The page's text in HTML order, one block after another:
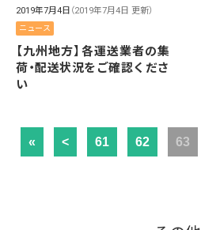
2019年7月4日 （2019年7月4日 更新）
ニュース
【九州地方】各運送業者の集
荷・配送状況をご確認くださ
い
« < 61 62 63